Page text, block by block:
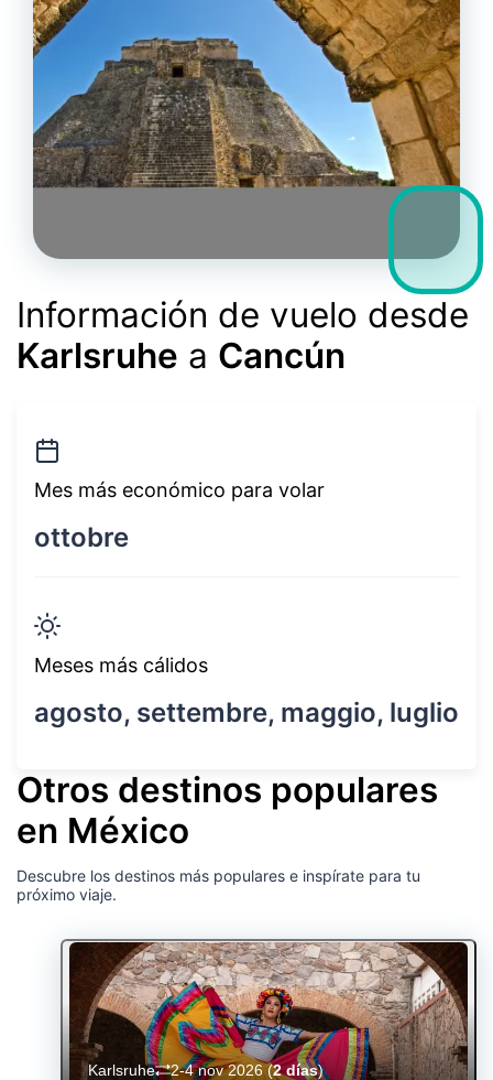
Información de vuelo desde
Karlsruhe a Cancún
Mes más económico para volar
ottobre
Meses más cálidos
agosto, settembre, maggio, luglio
Otros destinos populares
en México
Descubre los destinos más populares e inspírate para tu
próximo viaje.
Karlsruhe 2-4 nov 2026(2 días)